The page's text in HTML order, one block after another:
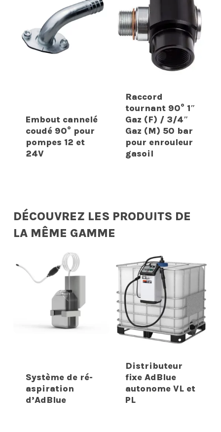
Embout cannelé
coudé 90° pour
pompes 12 et
24V
Raccord
tournant 90° 1″
Gaz (F) / 3/4″
Gaz (M) 50 bar
pour enrouleur
gasoil
DÉCOUVREZ LES PRODUITS DE
LA MÊME GAMME
Système de ré-
aspiration
d’AdBlue
Distributeur
fixe AdBlue
autonome VL et
PL